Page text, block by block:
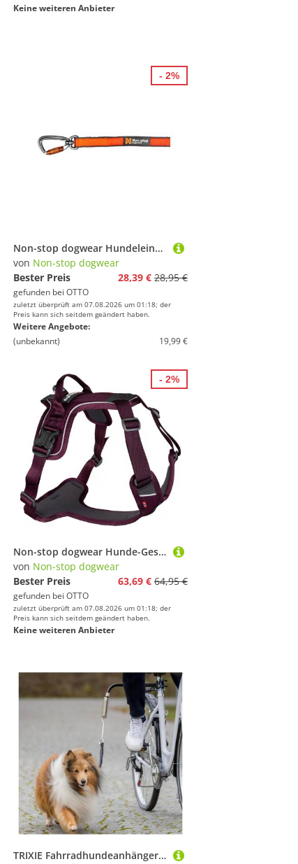
Keine weiteren Anbieter
Non-stop dogwear Hundeleine Hundeleine Move Leash orange
von Non-stop dogwear
Bester Preis
28,39 € 28,95 €
gefunden bei OTTO
zuletzt überprüft am 07.08.2026 um 01:18; der
Preis kann sich seitdem geändert haben.
Weitere Angebote:
(unbekannt)
19,99 €
- 2%
Non-stop dogwear Hunde-Geschirr Hundegeschirr Ramble Harness lila
von Non-stop dogwear
Bester Preis
63,69 € 64,95 €
gefunden bei OTTO
zuletzt überprüft am 07.08.2026 um 01:18; der
Preis kann sich seitdem geändert haben.
Keine weiteren Anbieter
- 2%
TRIXIE Fahrradhundeanhänger Biker-Set Fahrradhalterung für Hunde mit Abstandshalter und Federung -